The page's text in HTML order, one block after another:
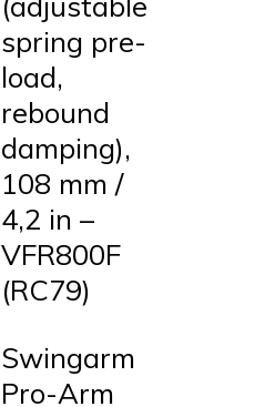
spring pre-
load,
rebound
damping),
108 mm /
4,2 in –
VFR800F
(RC79)
Swingarm
Pro-Arm